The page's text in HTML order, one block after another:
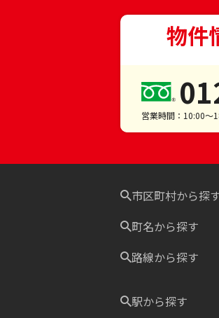
物件
営業時間：10:00～
市区町村から探
町名から探す
路線から探す
駅から探す